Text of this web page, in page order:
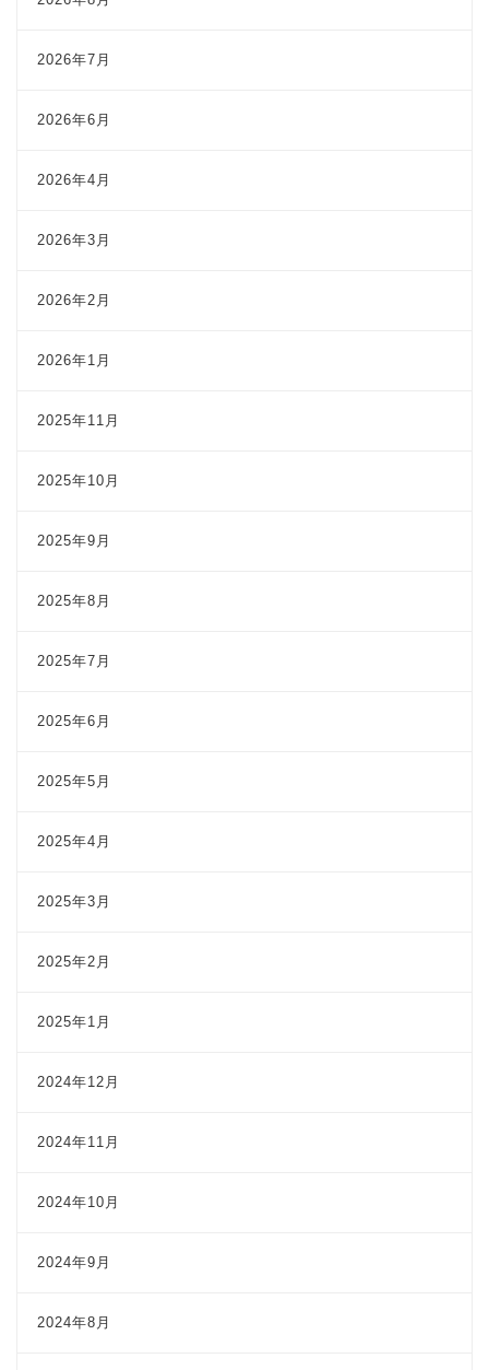
2026年7月
2026年6月
2026年4月
2026年3月
2026年2月
2026年1月
2025年11月
2025年10月
2025年9月
2025年8月
2025年7月
2025年6月
2025年5月
2025年4月
2025年3月
2025年2月
2025年1月
2024年12月
2024年11月
2024年10月
2024年9月
2024年8月